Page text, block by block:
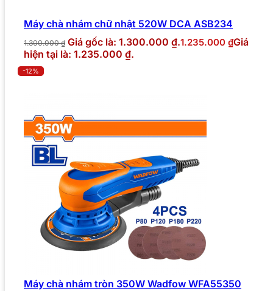
Máy chà nhám chữ nhật 520W DCA ASB234
1.300.000₫ Giá gốc là: 1.300.000 ₫.1.235.000 ₫Giá
hiện tại là: 1.235.000 ₫.
-12%
Máy chà nhám tròn 350W Wadfow WFA55350